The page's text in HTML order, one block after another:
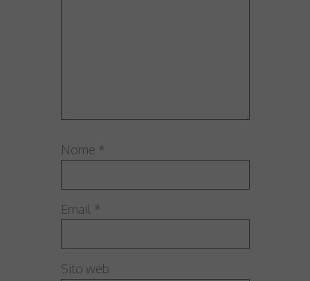
Nome *
Email *
Sito web